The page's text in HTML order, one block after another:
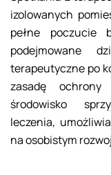
izolowanych
pełne poczucie
podejmowane
terapeutyczne po
zasadę ochrony
środowisko
leczenia,
na osobistym